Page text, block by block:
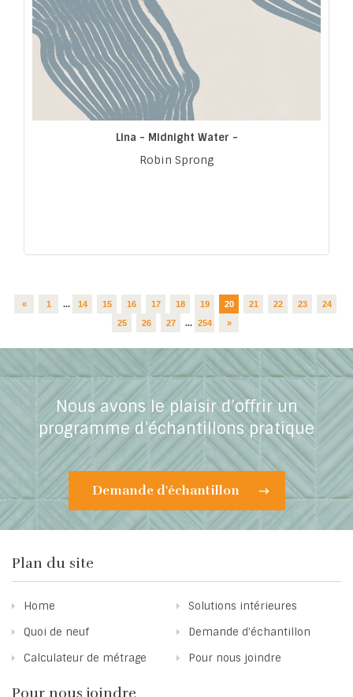
Lina - Midnight Water -
Robin Sprong
« 1 ... 14 15 16 17 18 19 20 21 22 23
24
25
26 27 ... 254 »
Nous avons le plaisir d’offrir un
programme d’échantillons pratique
Demande d'échantillon
Plan du site
Home
Solutions intérieures
Quoi de neuf
Demande d’échantillon
Calculateur de métrage
Pour nous joindre
Pour nous joindre